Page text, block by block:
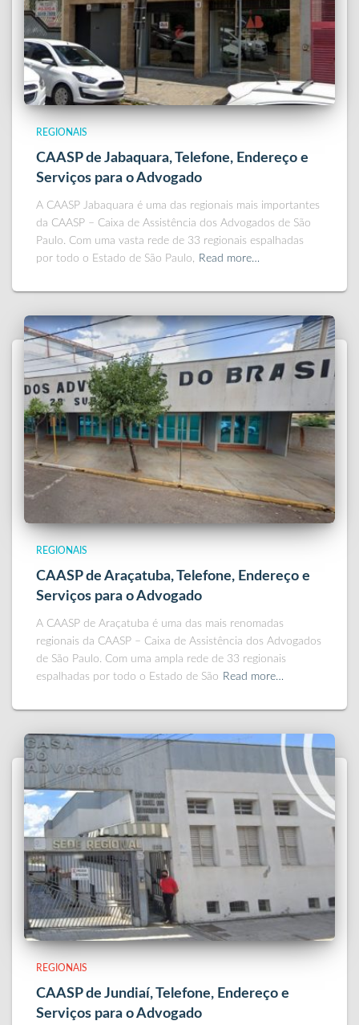
REGIONAIS
CAASP de Jabaquara, Telefone, Endereço e
Serviços para o Advogado
A CAASP Jabaquara é uma das regionais mais importantes
da CAASP – Caixa de Assistência dos Advogados de São
Paulo. Com uma vasta rede de 33 regionais espalhadas
por todo o Estado de São Paulo, Read more…
REGIONAIS
CAASP de Araçatuba, Telefone, Endereço e
Serviços para o Advogado
A CAASP de Araçatuba é uma das mais renomadas
regionais da CAASP – Caixa de Assistência dos Advogados
de São Paulo. Com uma ampla rede de 33 regionais
espalhadas por todo o Estado de São Read more…
REGIONAIS
CAASP de Jundiaí, Telefone, Endereço e
Serviços para o Advogado